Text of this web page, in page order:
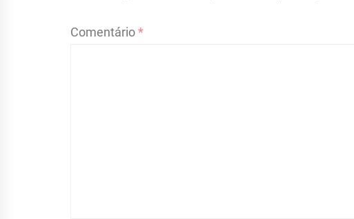
Comentário*